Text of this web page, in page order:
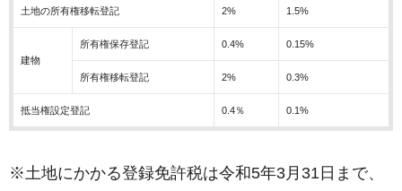
土地の所有権移転登記 2% 1.5%
建物
所有権保存登記 0.4% 0.15%
所有権移転登記 2% 0.3%
抵当権設定登記 0.4％ 0.1%
※土地にかかる登録免許税は令和5年3月31日まで、